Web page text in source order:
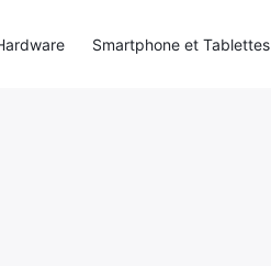
Smartphone et Tablettes